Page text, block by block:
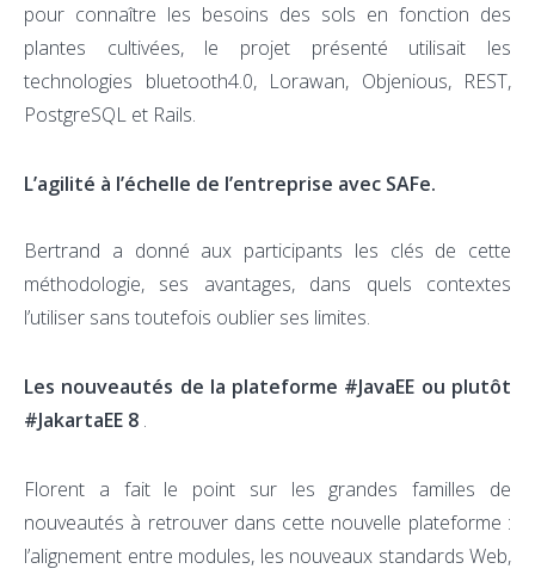
pour connaître les besoins des sols en fonction des
plantes cultivées, le projet présenté utilisait les
technologies bluetooth4.0, Lorawan, Objenious, REST,
PostgreSQL et Rails.
L’agilité à l’échelle de l’entreprise avec SAFe.
Bertrand a donné aux participants les clés de cette
méthodologie, ses avantages, dans quels contextes
l’utiliser sans toutefois oublier ses limites.
Les nouveautés de la plateforme #JavaEE ou plutôt
#JakartaEE 8 .
Florent a fait le point sur les grandes familles de
nouveautés à retrouver dans cette nouvelle plateforme :
l’alignement entre modules, les nouveaux standards Web,